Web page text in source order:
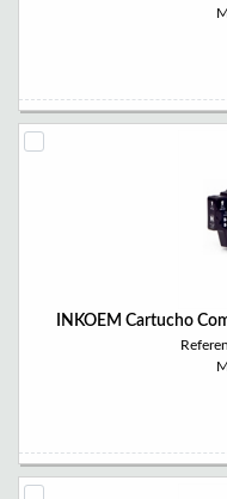
INKOEM Cartucho